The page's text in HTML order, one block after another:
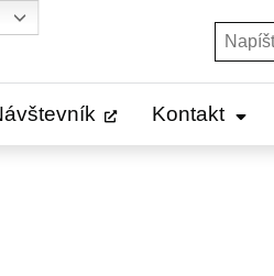
Hľadať:
Kontakt